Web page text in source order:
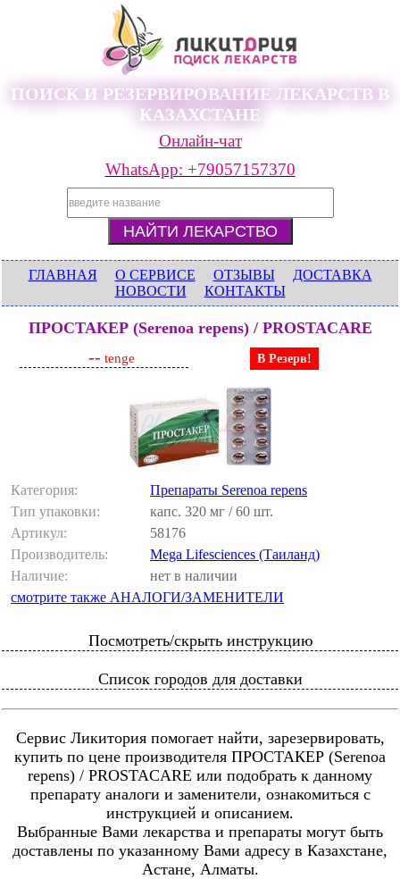
ПОИСК И РЕЗЕРВИРОВАНИЕ ЛЕКАРСТВ В
КАЗАХСТАНЕ
Онлайн-чат
WhatsApp: +79057157370
ГЛАВНАЯ О СЕРВИСЕ ОТЗЫВЫ
ДОСТАВКА
НОВОСТИ
КОНТАКТЫ
ПРОСТАКЕР (Serenoa repens) / PROSTACARE
-- tenge В Резерв!
Категория:
Препараты Serenoa repens
Тип упаковки:
капс. 320 мг / 60 шт.
Артикул:
58176
Производитель:
Mega Lifesciences (Таиланд)
Наличие:
нет в наличии
смотрите также АНАЛОГИ/ЗАМЕНИТЕЛИ
Посмотреть/скрыть инструкцию
Список городов для доставки
Сервис Ликитория помогает найти, зарезервировать,
купить по цене производителя ПРОСТАКЕР (Serenoa
repens) / PROSTACARE или подобрать к данному
препарату аналоги и заменители, ознакомиться с
инструкцией и описанием.
Выбранные Вами лекарства и препараты могут быть
доставлены по указанному Вами адресу в Казахстане,
Астане, Алматы.